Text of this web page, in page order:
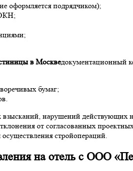
оформляется подрядчиком);
в Москведокументационный
бумаг;
нарушений
от согласованных
стройопераций.
на отель с ООО